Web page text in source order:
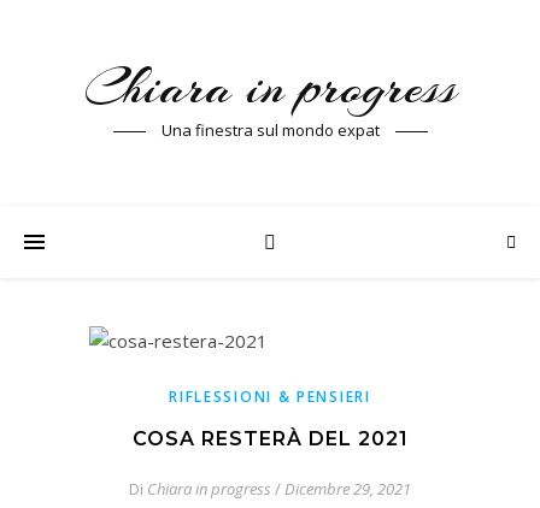
Chiara in progress
Una finestra sul mondo expat
RIFLESSIONI & PENSIERI
COSA RESTERÀ DEL 2021
Di Chiara in progress /Dicembre 29, 2021